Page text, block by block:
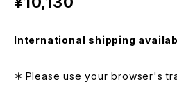
International shipping
＊ Please use your browser's